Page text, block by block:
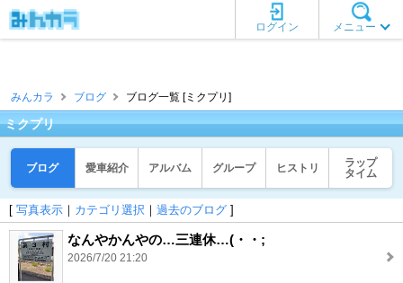
メニュー
ログイン
みんカラ ブログ ブログ一覧 [ミクプリ]
ミクプリ
ブログ 愛車紹介 アルバム グループ ヒストリ
ラップ
タイム
[ 写真表示 ｜ カテゴリ選択 ｜ 過去のブログ ]
なんやかんやの…三連休…(・・;
2026/7/20 21:20